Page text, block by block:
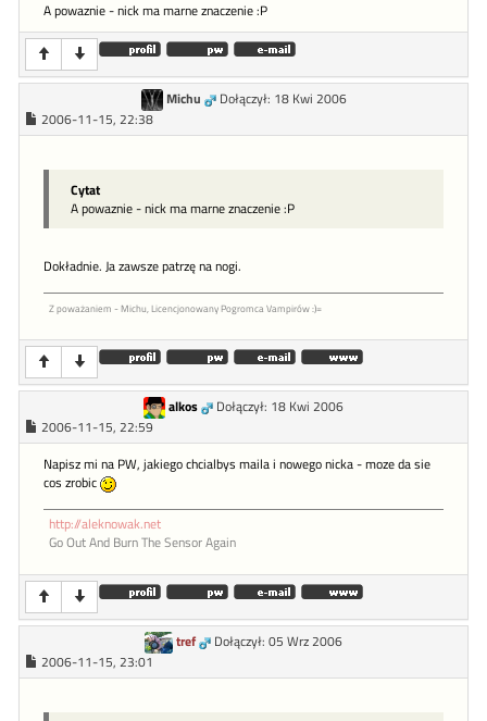
A powaznie - nick ma marne znaczenie :P
Michu
Dołączył: 18 Kwi 2006
2006-11-15, 22:38
Cytat
A powaznie - nick ma marne znaczenie :P
Dokładnie. Ja zawsze patrzę na nogi.
Z poważaniem - Michu, Licencjonowany Pogromca Vampirów :)=
alkos
Dołączył: 18 Kwi 2006
2006-11-15, 22:59
Napisz mi na PW, jakiego chcialbys maila i nowego nicka - moze da sie
cos zrobic
http://aleknowak.net
Go Out And Burn The Sensor Again
tref
Dołączył: 05 Wrz 2006
2006-11-15, 23:01